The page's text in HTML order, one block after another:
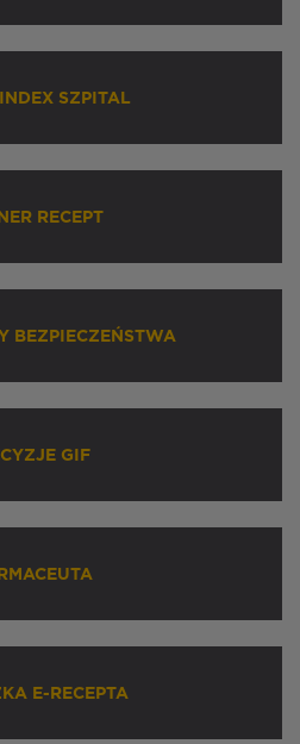
SZPITAL
RECEPT
BEZPIECZEŃSTWA
GIF
E-RECEPTA